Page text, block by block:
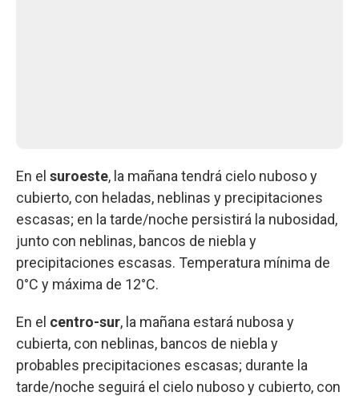
En el suroeste, la mañana tendrá cielo nuboso y
cubierto, con heladas, neblinas y precipitaciones
escasas; en la tarde/noche persistirá la nubosidad,
junto con neblinas, bancos de niebla y
precipitaciones escasas. Temperatura mínima de
0°C y máxima de 12°C.
En el centro-sur, la mañana estará nubosa y
cubierta, con neblinas, bancos de niebla y
probables precipitaciones escasas; durante la
tarde/noche seguirá el cielo nuboso y cubierto, con